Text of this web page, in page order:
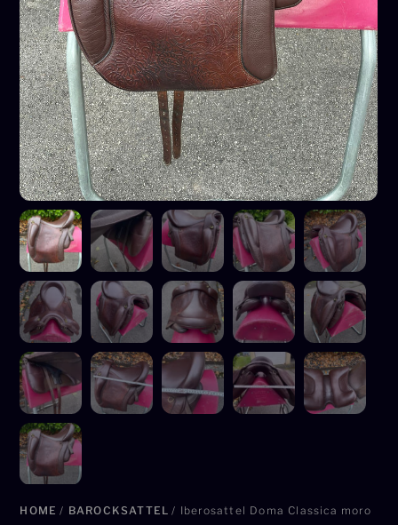
HOME / BAROCKSATTEL / Iberosattel Doma Classica moro